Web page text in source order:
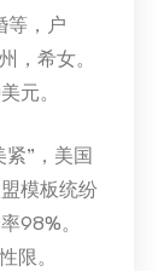
等，户
，希女。
元。
紧”，美国
模板统纷
98%。
限。